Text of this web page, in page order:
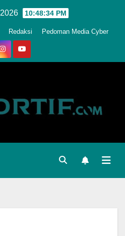
10:48:37 PM
Redaksi Pedoman Media Cyber